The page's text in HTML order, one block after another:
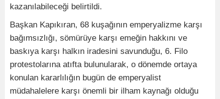
kazanılabileceği belirtildi.
Başkan Kapıkıran, 68 kuşağının emperyalizme karşı
bağımsızlığı, sömürüye karşı emeğin hakkını ve
baskıya karşı halkın iradesini savunduğu, 6. Filo
protestolarına atıfta bulunularak, o dönemde ortaya
konulan kararlılığın bugün de emperyalist
müdahalelere karşı önemli bir ilham kaynağı olduğu